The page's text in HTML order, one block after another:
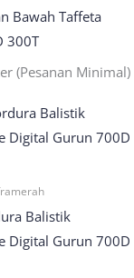
Bawah Taffeta
300T
(Pesanan Minimal)
Balistik
Digital Gurun 700D